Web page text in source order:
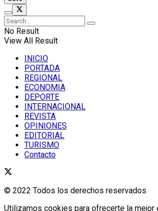
No Result
View All Result
INICIO
PORTADA
REGIONAL
ECONOMIA
DEPORTE
INTERNACIONAL
REVISTA
OPINIONES
EDITORIAL
TURISMO
Contacto
© 2022 Todos los derechos reservados
Utilizamos cookies para ofrecerte la mejor